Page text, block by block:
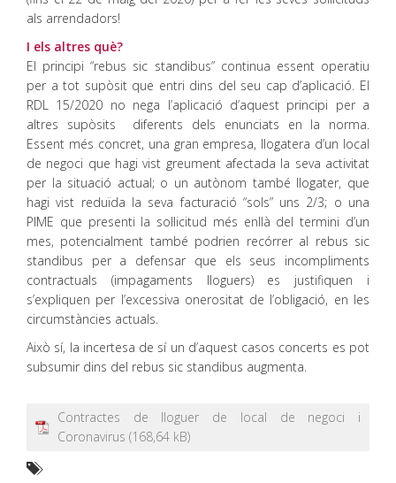
als arrendadors!
I els altres què?
El principi “rebus sic standibus” continua essent operatiu
per a tot supòsit que entri dins del seu cap d’aplicació. El
RDL 15/2020 no nega l’aplicació d’aquest principi per a
altres supòsits diferents dels enunciats en la norma.
Essent més concret, una gran empresa, llogatera d’un local
de negoci que hagi vist greument afectada la seva activitat
per la situació actual; o un autònom també llogater, que
hagi vist reduïda la seva facturació “sols” uns 2/3; o una
PIME que presenti la sol·licitud més enllà del termini d’un
mes, potencialment també podrien recórrer al rebus sic
standibus per a defensar que els seus incompliments
contractuals (impagaments lloguers) es justifiquen i
s’expliquen per l’excessiva onerositat de l’obligació, en les
circumstàncies actuals.
Això sí, la incertesa de sí un d’aquest casos concerts es pot
subsumir dins del rebus sic standibus augmenta.
Contractes de lloguer de local de negoci i
Coronavirus